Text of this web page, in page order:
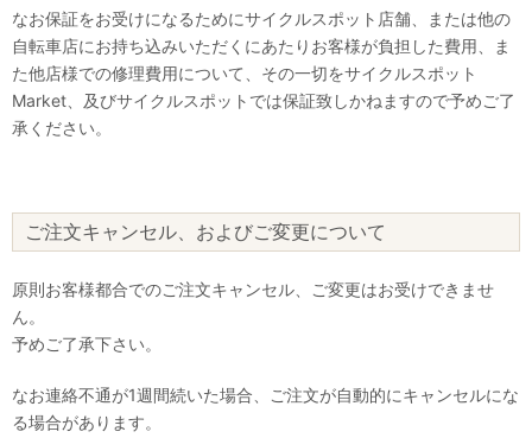
なお保証をお受けになるためにサイクルスポット店舗、または他の
自転車店にお持ち込みいただくにあたりお客様が負担した費用、ま
た他店様での修理費用について、その一切をサイクルスポット
Market、及びサイクルスポットでは保証致しかねますので予めご了
承ください。
ご注文キャンセル、およびご変更について
原則お客様都合でのご注文キャンセル、ご変更はお受けできませ
ん。
予めご了承下さい。
なお連絡不通が1週間続いた場合、ご注文が自動的にキャンセルにな
る場合があります。